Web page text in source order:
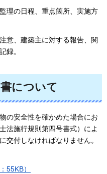
理の日程、重点箇所、実施方
意、建築主に対する報告、関
録。
について
の安全性を確かめた場合にお
法施行規則第四号書式）によ
交付しなければなりません。
55KB）